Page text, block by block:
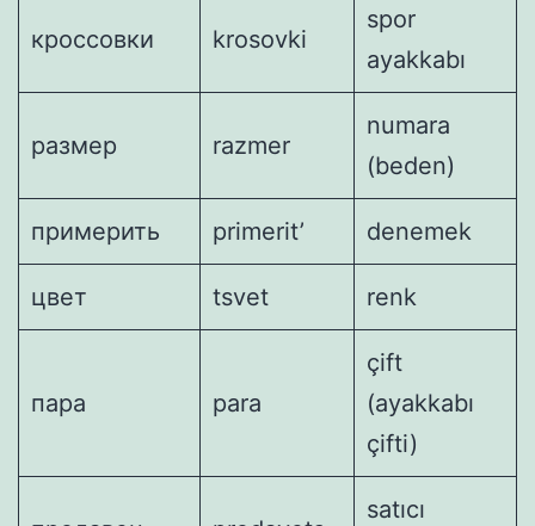
кроссовки krosovki
spor
ayakkabı
размер razmer
numara
(beden)
примерить primerit’ denemek
цвет tsvet renk
пара para
çift
(ayakkabı
çifti)
satıcı